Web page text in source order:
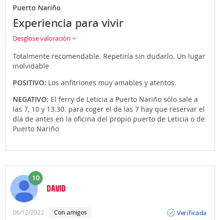
Puerto Nariño
Experiencia para vivir
Desglose valoración
Totalmente recomendable. Repetiría sin dudarlo. Un lugar
inolvidable
POSITIVO: Los anfitriones muy amables y atentos.
NEGATIVO: El ferry de Leticia a Puerto Nariño sólo sale a
las 7, 10 y 13.30. para coger el de las 7 hay que reservar el
día de antes en la oficina del propio puerto de Leticia o de
Puerto Nariño
10
DAVID
06/12/2022 Con amigos
Verificada